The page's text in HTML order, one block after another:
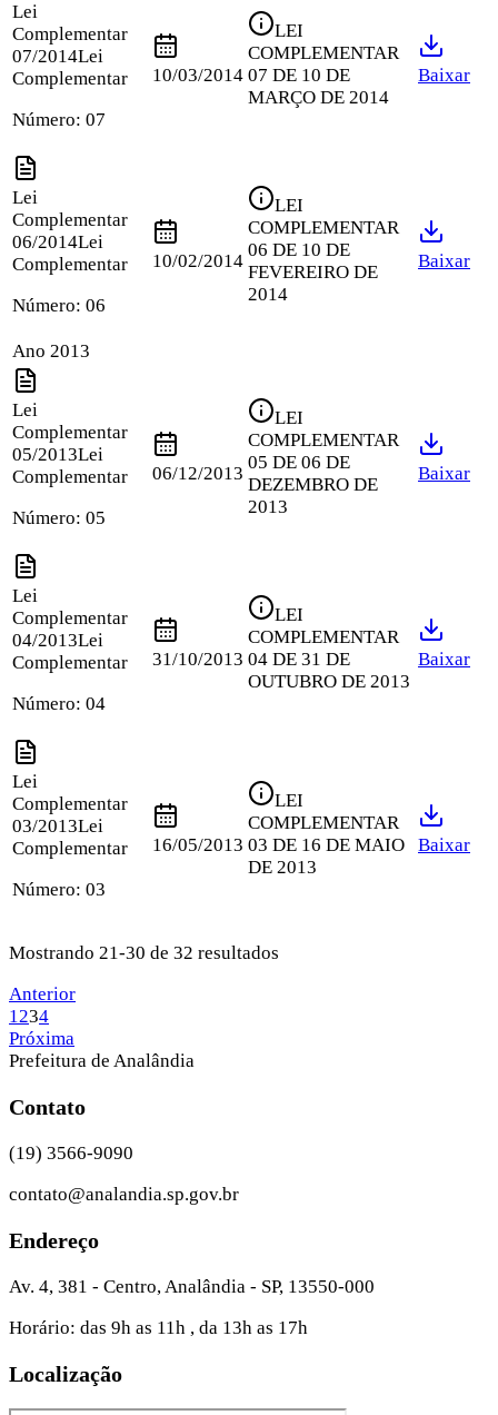
Lei
Complementar
07/2014Lei
Complementar
Número: 07
10/03/2014
LEI
COMPLEMENTAR
07 DE 10 DE
MARÇO DE 2014
Baixar
Lei
Complementar
06/2014Lei
Complementar
Número: 06
10/02/2014
LEI
COMPLEMENTAR
06 DE 10 DE
FEVEREIRO DE
2014
Baixar
Ano 2013
Lei
Complementar
05/2013Lei
Complementar
Número: 05
06/12/2013
LEI
COMPLEMENTAR
05 DE 06 DE
DEZEMBRO DE
2013
Baixar
Lei
Complementar
04/2013Lei
Complementar
Número: 04
31/10/2013
LEI
COMPLEMENTAR
04 DE 31 DE
OUTUBRO DE 2013
Baixar
Lei
Complementar
03/2013Lei
Complementar
Número: 03
16/05/2013
LEI
COMPLEMENTAR
03 DE 16 DE MAIO
DE 2013
Baixar
Mostrando 21-30 de 32 resultados
Anterior
1234
Próxima
Prefeitura de Analândia
Contato
(19) 3566-9090
contato@analandia.sp.gov.br
Endereço
Av. 4, 381 - Centro, Analândia - SP, 13550-000
Horário: das 9h as 11h , da 13h as 17h
Localização